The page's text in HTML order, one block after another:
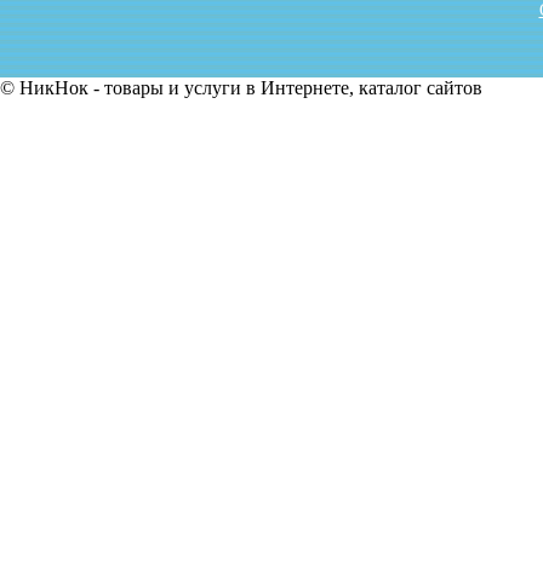
© НикНок - товары и услуги в Интернете, каталог сайтов